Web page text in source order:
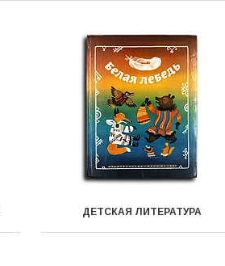
ДЕТСКАЯ ЛИТЕРАТУРА